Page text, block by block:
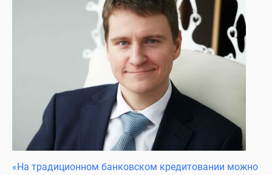
«На традиционном банковском кредитовании можно